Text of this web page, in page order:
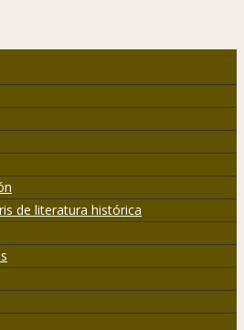
de literatura histórica